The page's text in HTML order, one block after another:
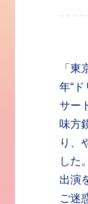
「
年“
サー
味方
り、
した。
出演
ご迷